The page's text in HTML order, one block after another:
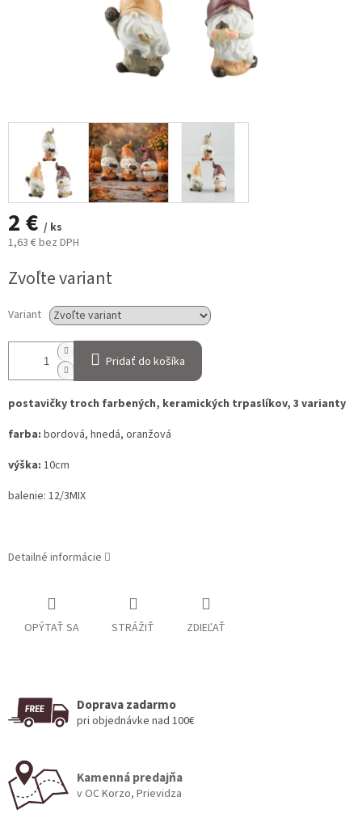
2 € / ks
1,63 € bez DPH
cena:
Zvoľte variant
Variant
Pridať do košíka
postavičky troch farbených, keramických trpaslíkov, 3 varianty
farba: bordová, hnedá, oranžová
výška: 10cm
balenie: 12/3MIX
Detailné informácie
OPÝTAŤ SA STRÁŽIŤ ZDIEĽAŤ
Doprava zadarmo
pri objednávke nad 100€
Kamenná predajňa
v OC Korzo, Prievidza